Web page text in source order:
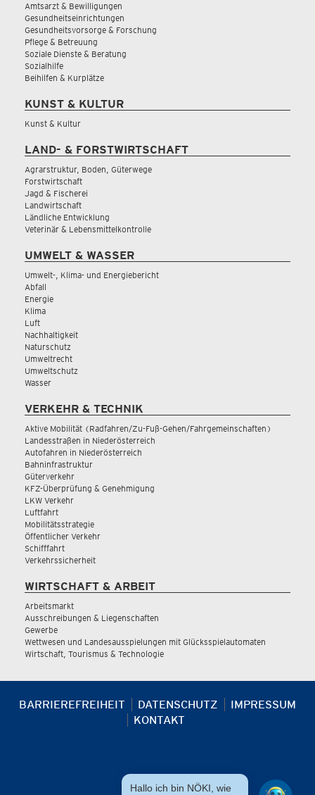
Amtsarzt & Bewilligungen
Gesundheitseinrichtungen
Gesundheitsvorsorge & Forschung
Pflege & Betreuung
Soziale Dienste & Beratung
Sozialhilfe
Beihilfen & Kurplätze
KUNST & KULTUR
Kunst & Kultur
LAND- & FORSTWIRTSCHAFT
Agrarstruktur, Boden, Güterwege
Forstwirtschaft
Jagd & Fischerei
Landwirtschaft
Ländliche Entwicklung
Veterinär & Lebensmittelkontrolle
UMWELT & WASSER
Umwelt-, Klima- und Energiebericht
Abfall
Energie
Klima
Luft
Nachhaltigkeit
Naturschutz
Umweltrecht
Umweltschutz
Wasser
VERKEHR & TECHNIK
Aktive Mobilität (Radfahren/Zu-Fuß-Gehen/Fahrgemeinschaften)
Landesstraßen in Niederösterreich
Autofahren in Niederösterreich
Bahninfrastruktur
Güterverkehr
KFZ-Überprüfung & Genehmigung
LKW Verkehr
Luftfahrt
Mobilitätsstrategie
Öffentlicher Verkehr
Schifffahrt
Verkehrssicherheit
WIRTSCHAFT & ARBEIT
Arbeitsmarkt
Ausschreibungen & Liegenschaften
Gewerbe
Wettwesen und Landesausspielungen mit Glücksspielautomaten
Wirtschaft, Tourismus & Technologie
BARRIEREFREIHEIT DATENSCHUTZ
IMPRESSUM
KONTAKT
Hallo ich bin NÖKI, wie